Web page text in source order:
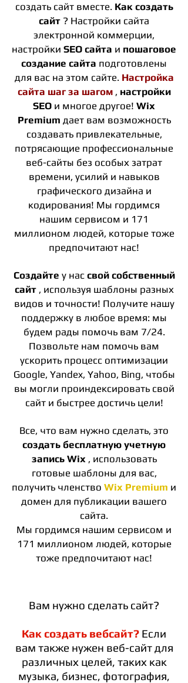
создать сайт вместе. Как создать
сайт ? Настройки сайта
электронной коммерции,
настройки SEO сайта и пошаговое
создание сайта подготовлены
для вас на этом сайте. Настройка
сайта шаг за шагом, настройки
SEO и многое другое! Wix
Premium дает вам возможность
создавать привлекательные,
потрясающие профессиональные
веб-сайты без особых затрат
времени, усилий и навыков
графического дизайна и
кодирования! Мы гордимся
нашим сервисом и 171
миллионом людей, которые тоже
предпочитают нас!
Создайте у нас свой собственный
сайт, используя шаблоны разных
видов и точности! Получите нашу
поддержку в любое время: мы
будем рады помочь вам 7/24.
Позвольте нам помочь вам
ускорить процесс оптимизации
Google, Yandex, Yahoo, Bing, чтобы
вы могли проиндексировать свой
сайт и быстрее достичь цели!
Все, что вам нужно сделать, это
создать бесплатную учетную
запись Wix, использовать
готовые шаблоны для вас,
получить членство Wix Premium и
домен для публикации вашего
сайта.
Мы гордимся нашим сервисом и
171 миллионом людей, которые
тоже предпочитают нас!
Вам нужно сделать сайт?
Как создать вебсайт? Если
вам также нужен веб-сайт для
различных целей, таких как
музыка, бизнес, фотография,